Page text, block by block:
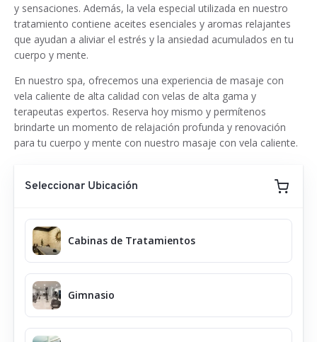
y sensaciones. Además, la vela especial utilizada en nuestro
tratamiento contiene aceites esenciales y aromas relajantes
que ayudan a aliviar el estrés y la ansiedad acumulados en tu
cuerpo y mente.
En nuestro spa, ofrecemos una experiencia de masaje con
vela caliente de alta calidad con velas de alta gama y
terapeutas expertos. Reserva hoy mismo y permítenos
brindarte un momento de relajación profunda y renovación
para tu cuerpo y mente con nuestro masaje con vela caliente.
Seleccionar Ubicación
Cabinas de Tratamientos
Gimnasio